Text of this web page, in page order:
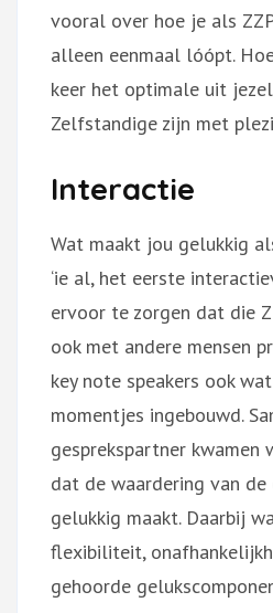
vooral over hoe je als
alleen eenmaal lóópt.
keer het optimale uit
Zelfstandige zijn met
Interactie
Wat maakt jou gelukkig
‘ie al, het eerste
ervoor te zorgen dat die
ook met andere mensen
key note speakers ook
momentjes ingebouwd.
gesprekspartner kwamen
dat de waardering van
gelukkig maakt. Daarbij
flexibiliteit,
gehoorde